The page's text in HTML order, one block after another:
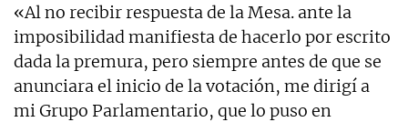
«Al no recibir respuesta de la Mesa. ante la
imposibilidad manifiesta de hacerlo por escrito
dada la premura, pero siempre antes de que se
anunciara el inicio de la votación, me dirigí a
mi Grupo Parlamentario, que lo puso en